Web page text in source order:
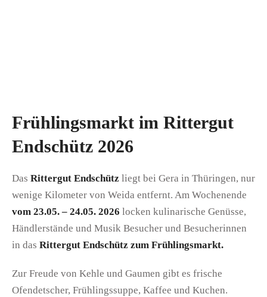
Frühlingsmarkt im Rittergut
Endschütz 2026
Das Rittergut Endschütz liegt bei Gera in Thüringen, nur
wenige Kilometer von Weida entfernt. Am Wochenende
vom 23.05. – 24.05. 2026 locken kulinarische Genüsse,
Händlerstände und Musik Besucher und Besucherinnen
in das Rittergut Endschütz zum Frühlingsmarkt.
Zur Freude von Kehle und Gaumen gibt es frische
Ofendetscher, Frühlingssuppe, Kaffee und Kuchen.